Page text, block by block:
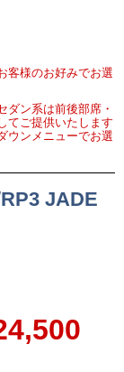
客様のお好みでお選
ダン系は前後部席・
てご提供いたします
ウンメニューでお選
JADE